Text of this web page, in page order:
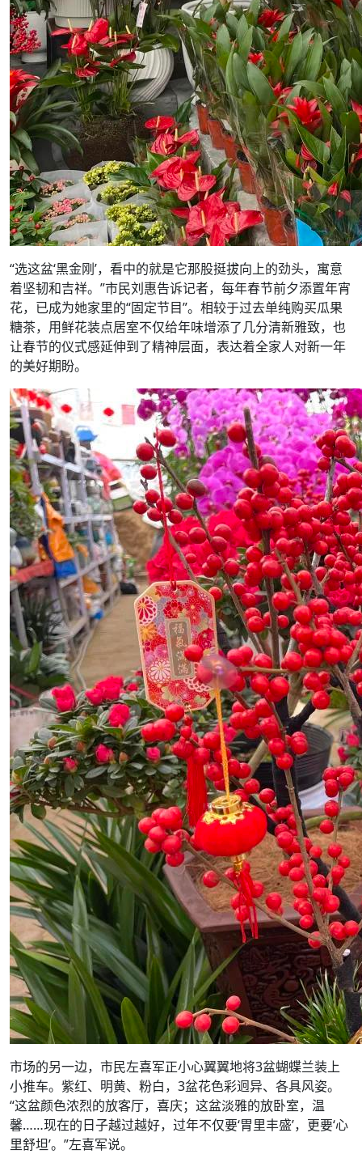
“选这盆‘黑金刚’，看中的就是它那股挺拔向上的劲头，寓意
着坚韧和吉祥。”市民刘惠告诉记者，每年春节前夕添置年宵
花，已成为她家里的“固定节目”。相较于过去单纯购买瓜果
糖茶，用鲜花装点居室不仅给年味增添了几分清新雅致，也
让春节的仪式感延伸到了精神层面，表达着全家人对新一年
的美好期盼。
市场的另一边，市民左喜军正小心翼翼地将3盆蝴蝶兰装上
小推车。紫红、明黄、粉白，3盆花色彩迥异、各具风姿。
“这盆颜色浓烈的放客厅，喜庆；这盆淡雅的放卧室，温
馨……现在的日子越过越好，过年不仅要‘胃里丰盛’，更要‘心
里舒坦’。”左喜军说。